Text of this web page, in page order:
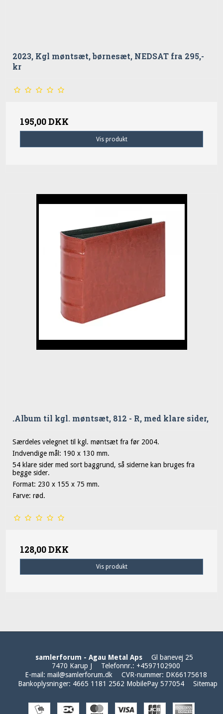
2023, Kgl møntsæt, børnesæt, NEDSAT fra 295,-
kr
195,00 DKK
Vis produkt
.Album til kgl. møntsæt, 812 - R, med klare sider,
Særdeles velegnet til kgl. møntsæt fra før 2004.
Indvendige mål: 190 x 130 mm.
54 klare sider med sort baggrund, så siderne kan bruges fra
begge sider.
Format: 230 x 155 x 75 mm.
Farve: rød.
128,00 DKK
Vis produkt
samlerforum - Agau Metal Aps
Gl banevej 25
7470 Karup J
Telefonnr.: +4597102900
E-mail : mail@samlerforum.dk CVR-nummer: DK66175618
Bankoplysninger: 4665 1181 2562 MobilePay 577054 Sitemap